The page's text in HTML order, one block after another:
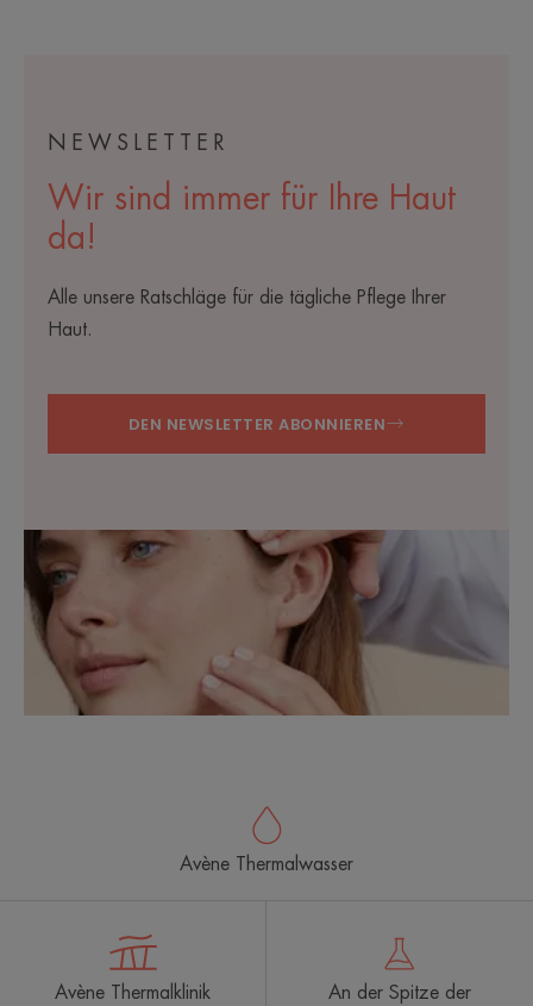
NEWSLETTER
Wir sind immer für Ihre Haut
da!
Alle unsere Ratschläge für die tägliche Pflege Ihrer
Haut.
DEN NEWSLETTER ABONNIEREN
Avène Thermalwasser
Avène Thermalklinik
An der Spitze der